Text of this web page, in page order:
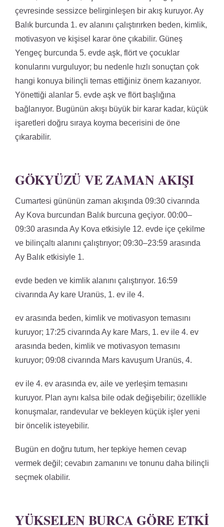
çevresinde sessizce belirginleşen bir akış kuruyor. Ay
Balık burcunda 1. ev alanını çalıştırırken beden, kimlik,
motivasyon ve kişisel karar öne çıkabilir. Güneş
Yengeç burcunda 5. evde aşk, flört ve çocuklar
konularını vurguluyor; bu nedenle hızlı sonuçtan çok
hangi konuya bilinçli temas ettiğiniz önem kazanıyor.
Yönettiği alanlar 5. evde aşk ve flört başlığına
bağlanıyor. Bugünün akışı büyük bir karar kadar, küçük
işaretleri doğru sıraya koyma becerisini de öne
çıkarabilir.
GÖKYÜZÜ VE ZAMAN AKIŞI
Cumartesi gününün zaman akışında 09:30 civarında
Ay Kova burcundan Balık burcuna geçiyor. 00:00–
09:30 arasında Ay Kova etkisiyle 12. evde içe çekilme
ve bilinçaltı alanını çalıştırıyor; 09:30–23:59 arasında
Ay Balık etkisiyle 1.
evde beden ve kimlik alanını çalıştırıyor. 16:59
civarında Ay kare Uranüs, 1. ev ile 4.
ev arasında beden, kimlik ve motivasyon temasını
kuruyor; 17:25 civarında Ay kare Mars, 1. ev ile 4. ev
arasında beden, kimlik ve motivasyon temasını
kuruyor; 09:08 civarında Mars kavuşum Uranüs, 4.
ev ile 4. ev arasında ev, aile ve yerleşim temasını
kuruyor. Plan aynı kalsa bile odak değişebilir; özellikle
konuşmalar, randevular ve bekleyen küçük işler yeni
bir öncelik isteyebilir.
Bugün en doğru tutum, her tepkiye hemen cevap
vermek değil; cevabın zamanını ve tonunu daha bilinçli
seçmek olabilir.
YÜKSELEN BURCA GÖRE ETKI